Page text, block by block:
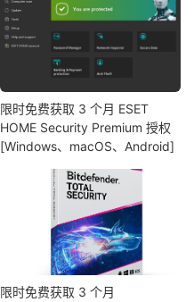
限时免费获取 3 个月 ESET
HOME Security Premium 授权
[Windows、macOS、Android]
限时免费获取 3 个月